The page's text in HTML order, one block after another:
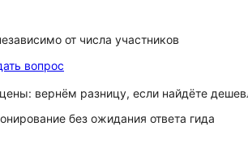
от числа участников
вопрос
вернём разницу, если найдёте
без ожидания ответа гида